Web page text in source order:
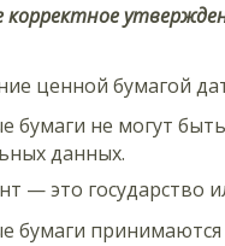
ценной бумагой
бумаги не могут
данных.
— это государство
бумаги принимаются